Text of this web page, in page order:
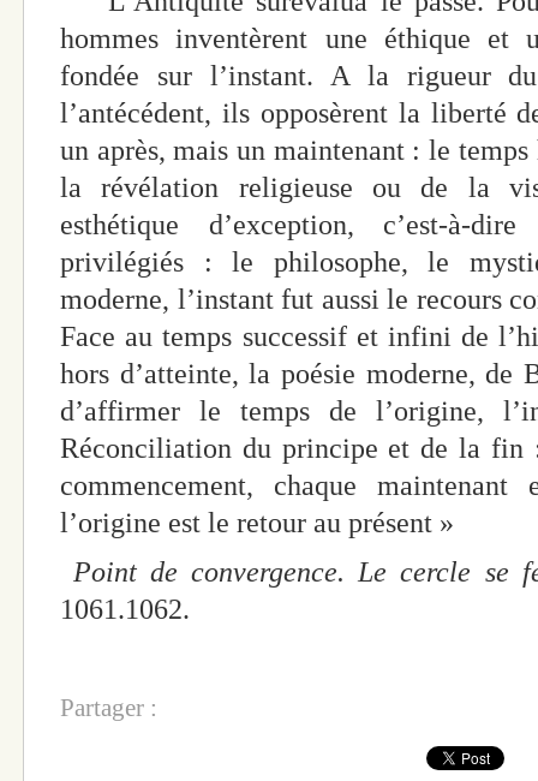
hommes inventèrent une éthique et
fondée sur l’instant. A la rigueur
l’antécédent, ils opposèrent la liberté
un après, mais un maintenant : le
la révélation religieuse ou de la
esthétique d’exception, c’est-à-
privilégiés : le philosophe, le
moderne, l’instant fut aussi le recours
Face au temps successif et infini de
hors d’atteinte, la poésie moderne, de
d’affirmer le temps de l’origine,
Réconciliation du principe et de la fin
commencement, chaque
l’origine est le retour au présent »
Point de convergence. Le cercle se
1061.1062.
Partager :